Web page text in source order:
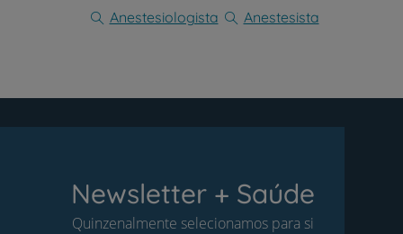
Anestesiologista Anestesista
Newsletter + Saúde
Quinzenalmente selecionamos para si